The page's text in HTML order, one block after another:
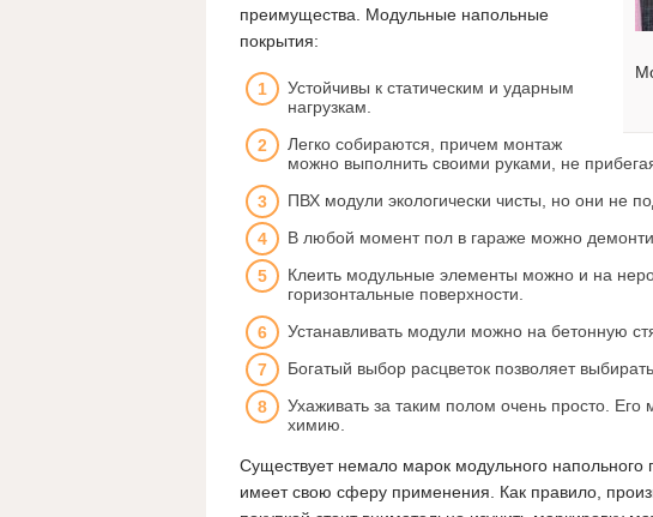
преимущества. Модульные напольные
покрытия:
Устойчивы к статическим и ударным
нагрузкам.
Легко собираются, причем монтаж
можно выполнить своими руками, не
ПВХ модули экологически чисты, но они не
В любой момент пол в гараже можно
Клеить модульные элементы можно и на
горизонтальные поверхности.
Устанавливать модули можно на бетонную
Богатый выбор расцветок позволяет
Ухаживать за таким полом очень просто.
химию.
Существует немало марок модульного напольного
имеет свою сферу применения. Как правило,